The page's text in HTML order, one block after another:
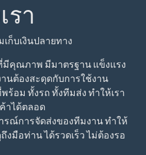
รา
ก็บเงินปลายทาง
คุณภาพ มีมาตรฐาน แข็งแรง
นต้องสะดุดกับการใช้งาน
ร้อม ทั้งรถ ทั้งทีมส่ง ทำให้เรา
าได้ตลอด
รณ์การจัดส่งของทีมงาน ทำให้
งมือท่าน ได้รวดเร็ว ไม่ต้องรอ